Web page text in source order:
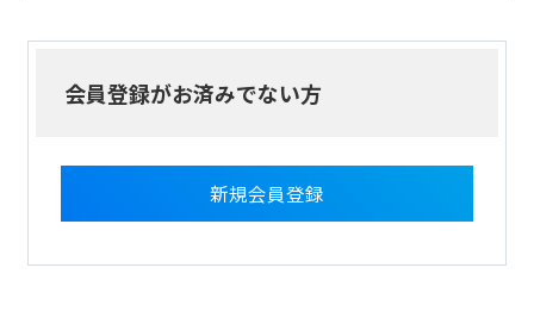
会員登録がお済みでない方
新規会員登録